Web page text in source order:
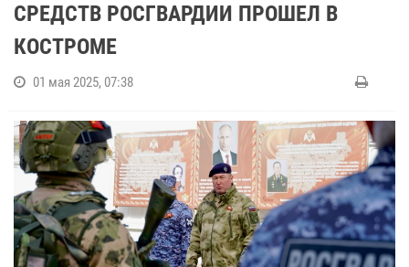
СРЕДСТВ РОСГВАРДИИ ПРОШЕЛ В
КОСТРОМЕ
01 мая 2025, 07:38